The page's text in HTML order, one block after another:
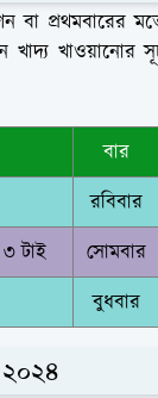
বা প্রথমবারের
খাদ্য খাওয়ানোর
বার
রবিবার
টাই সোমবার
বুধবার
২০২৪